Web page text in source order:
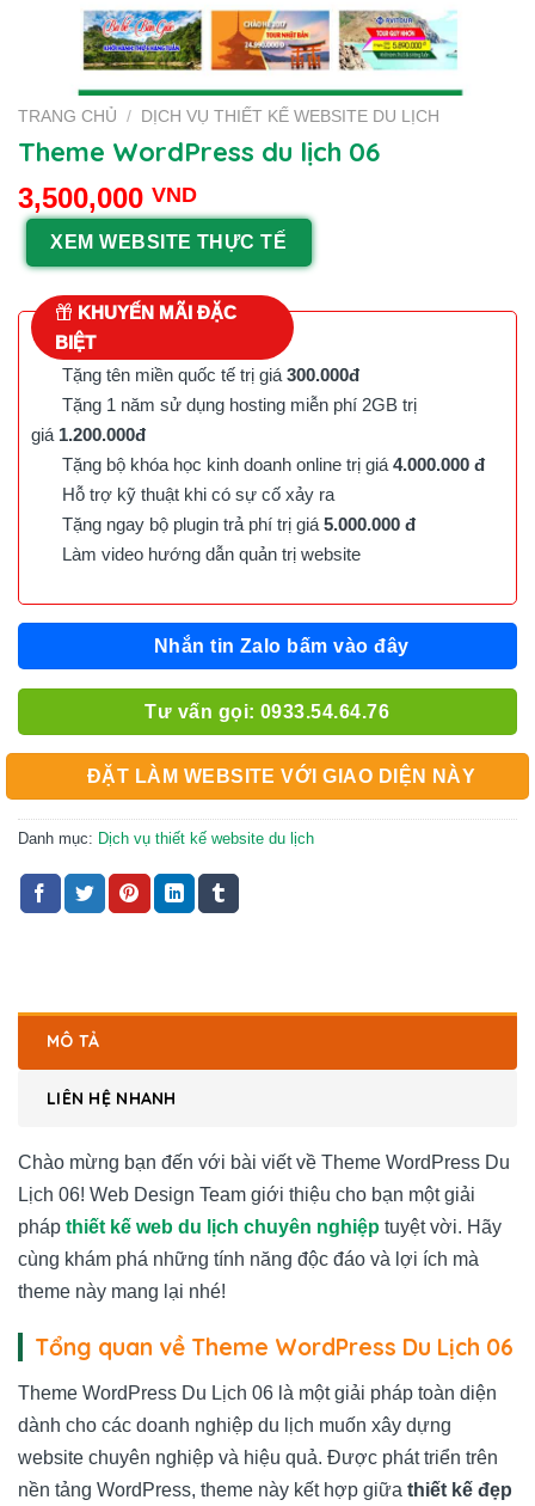
TRANG CHỦ / DỊCH VỤ THIẾT KẾ WEBSITE DU LỊCH
Theme WordPress du lịch 06
3,500,000 VND
XEM WEBSITE THỰC TẾ
KHUYẾN MÃI ĐẶC
BIỆT
Tặng tên miền quốc tế trị giá 300.000đ
Tặng 1 năm sử dụng hosting miễn phí 2GB trị
giá 1.200.000đ
Tặng bộ khóa học kinh doanh online trị giá 4.000.000 đ
Hỗ trợ kỹ thuật khi có sự cố xảy ra
Tặng ngay bộ plugin trả phí trị giá 5.000.000 đ
Làm video hướng dẫn quản trị website
Nhắn tin Zalo bấm vào đây
Tư vấn gọi: 0933.54.64.76
ĐẶT LÀM WEBSITE VỚI GIAO DIỆN NÀY
Danh mục: Dịch vụ thiết kế website du lịch
MÔ TẢ
LIÊN HỆ NHANH
Chào mừng bạn đến với bài viết về Theme WordPress Du
Lịch 06! Web Design Team giới thiệu cho bạn một giải
pháp thiết kế web du lịch chuyên nghiệp tuyệt vời. Hãy
cùng khám phá những tính năng độc đáo và lợi ích mà
theme này mang lại nhé!
Tổng quan về Theme WordPress Du Lịch 06
Theme WordPress Du Lịch 06 là một giải pháp toàn diện
dành cho các doanh nghiệp du lịch muốn xây dựng
website chuyên nghiệp và hiệu quả. Được phát triển trên
nền tảng WordPress, theme này kết hợp giữa thiết kế đẹp